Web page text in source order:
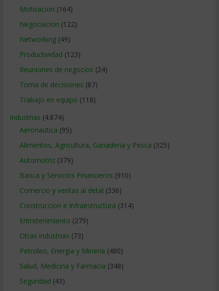
Motivacion (164)
Negociacion (122)
Networking(49)
Productividad (123)
Reuniones de negocios (24)
Toma de decisiones (87)
Trabajo en equipo (118)
Industrias (4.874)
Aeronautica (95)
Alimentos, Agricultura, Ganaderia y Pesca (325)
Automotriz(379)
Banca y Servicios Financieros (910)
Comercio y ventas al detal (336)
Construccion e Infraestructura (314)
Entretenimiento (279)
Otras industrias (73)
Petroleo, Energia y Mineria (480)
Salud, Medicina y Farmacia (348)
Seguridad (43)